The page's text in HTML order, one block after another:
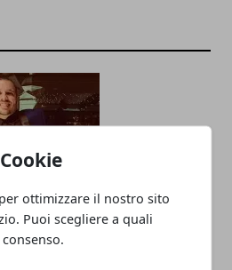
ottimizzare il nostro sito
Puoi scegliere a quali
da zero